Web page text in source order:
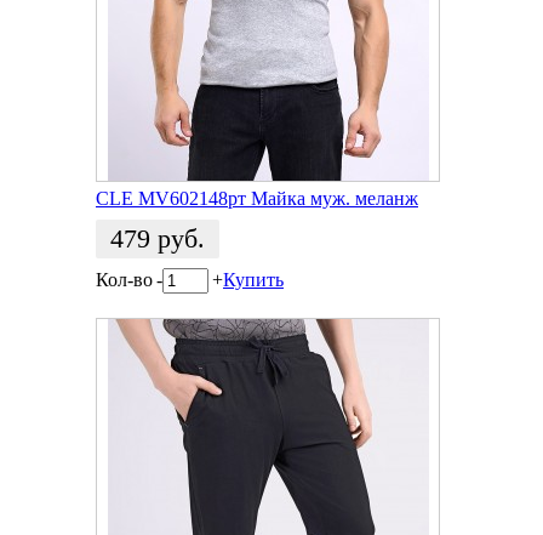
CLE MV602148рт Майка муж. меланж
479 руб.
Кол-во- +Купить